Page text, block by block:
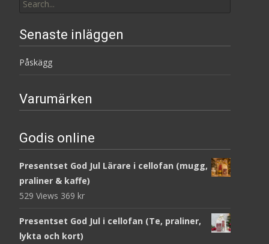
for:
Senaste inläggen
Påskägg
Varumärken
Godis online
Presentset God Jul Lärare i cellofan (mugg,
praliner & kaffe)
529 Views 369 kr
Presentset God Jul i cellofan (Te, praliner,
lykta och kort)